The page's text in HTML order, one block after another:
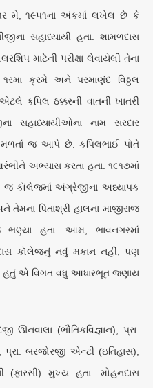
૧ર મે, ૧૯પ૧ના અંકમાં લખેલ છે કે
સહાધ્યાયી હતા. શામળદાસ
માટેની પરીક્ષા લેવાયેલી તેના
૧રમા ક્રમે અને પરમાણંદ વિઠ્ઠલ
કપિલ ઠક્કરની વાતની ખાતરી
નામ સરદાર
જ આપે છે. કપિલભાઈ પોતે
અભ્યાસ કરતા હતા. ૧૯૧૭માં
કૉલેજમાં અંગ્રેજીના અધ્યાપક
પિતાશ્રી હાલના માજીરાજ
ભણ્યા હતા. આમ, ભાવનગરમાં
કૉલેજનું નવું મકાન નહીં, પણ
હતું એ વિગત વધુ આધારભૂત જણાય
ઊનવાલા (ભૌતિકવિજ્ઞાન), પ્રા.
બરજોરજી એન્ટી (ઇતિહાસ),
મુખ્ય હતા. મોહનદાસ